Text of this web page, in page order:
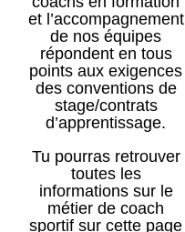
et l’accompagnement
de nos équipes
répondent en tous
points aux exigences
des conventions de
stage/contrats
d’apprentissage.
Tu pourras retrouver
toutes les
informations sur le
métier de coach
sportif sur cette page